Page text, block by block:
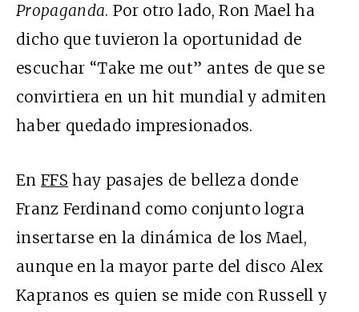
Propaganda. Por otro lado, Ron Mael ha
dicho que tuvieron la oportunidad de
escuchar “Take me out” antes de que se
convirtiera en un hit mundial y admiten
haber quedado impresionados.
EnFFS hay pasajes de belleza donde
Franz Ferdinand como conjunto logra
insertarse en la dinámica de los Mael,
aunque en la mayor parte del disco Alex
Kapranos es quien se mide con Russell y